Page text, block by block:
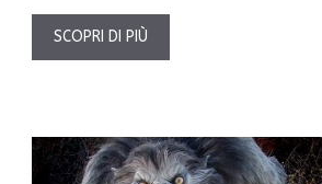
SCOPRI DI PIÙ